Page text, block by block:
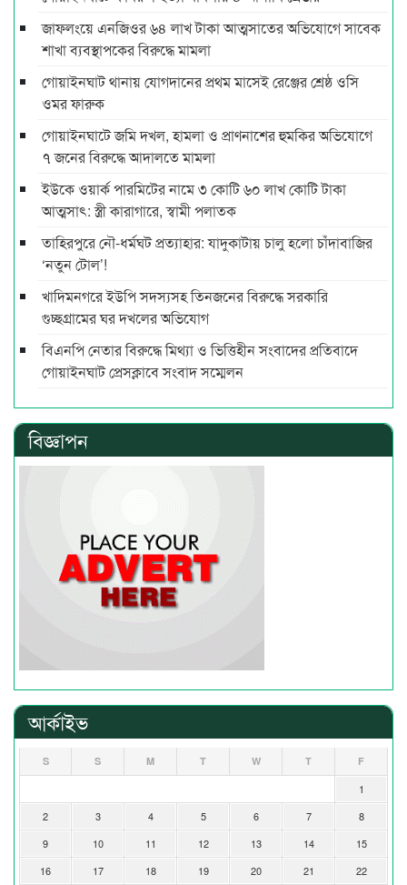
জাফলংয়ে এনজিওর ৬৪ লাখ টাকা আত্মসাতের অভিযোগে সাবেক
শাখা ব্যবস্থাপকের বিরুদ্ধে মামলা
গোয়াইনঘাট থানায় যোগদানের প্রথম মাসেই রেঞ্জের শ্রেষ্ঠ ওসি
ওমর ফারুক
গোয়াইনঘাটে জমি দখল, হামলা ও প্রাণনাশের হুমকির অভিযোগে
৭ জনের বিরুদ্ধে আদালতে মামলা
ইউকে ওয়ার্ক পারমিটের নামে ৩ কোটি ৬০ লাখ কোটি টাকা
আত্মসাৎ: স্ত্রী কারাগারে, স্বামী পলাতক
তাহিরপুরে নৌ-ধর্মঘট প্রত্যাহার: যাদুকাটায় চালু হলো চাঁদাবাজির
‘নতুন টোল’!
খাদিমনগরে ইউপি সদস্যসহ তিনজনের বিরুদ্ধে সরকারি
গুচ্ছগ্রামের ঘর দখলের অভিযোগ
বিএনপি নেতার বিরুদ্ধে মিথ্যা ও ভিত্তিহীন সংবাদের প্রতিবাদে
গোয়াইনঘাট প্রেসক্লাবে সংবাদ সম্মেলন
বিজ্ঞাপন
আর্কাইভ
S S M T W T F
1
2
3 4 5 6 7
8
9
10 11 12 13 14
15
16
17 18 19 20 21
22